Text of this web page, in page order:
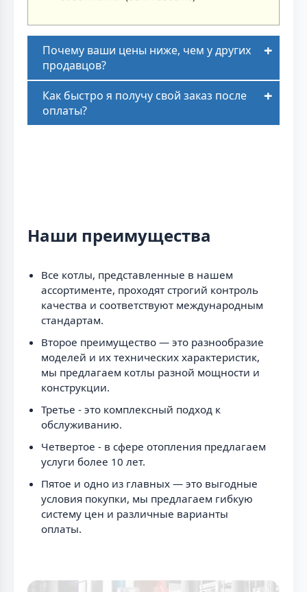
Почему ваши цены ниже, чем у других
продавцов?
Как быстро я получу свой заказ после
оплаты?
Наши преимущества
Все котлы, представленные в нашем
ассортименте, проходят строгий контроль
качества и соответствуют международным
стандартам.
Второе преимущество — это разнообразие
моделей и их технических характеристик,
мы предлагаем котлы разной мощности и
конструкции.
Третье - это комплексный подход к
обслуживанию.
Четвертое - в сфере отопления предлагаем
услуги более 10 лет.
Пятое и одно из главных — это выгодные
условия покупки, мы предлагаем гибкую
систему цен и различные варианты
оплаты.